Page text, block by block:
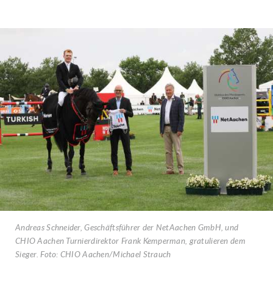
Andreas Schneider, Geschäftsführer der NetAachen GmbH, und
CHIO Aachen Turnierdirektor Frank Kemperman, gratulieren dem
Sieger. Foto: CHIO Aachen/Michael Strauch